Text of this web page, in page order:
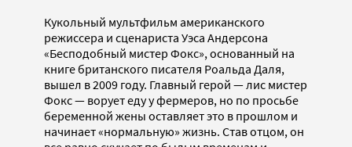
Кукольный мультфильм американского
режиссера и сценариста Уэса Андерсона
«Бесподобный мистер Фокс», основанный на
книге британского писателя Роальда Даля,
вышел в 2009 году. Главный герой — лис мистер
Фокс — ворует еду у фермеров, но по просьбе
беременной жены оставляет это в прошлом и
начинает «нормальную» жизнь. Став отцом, он